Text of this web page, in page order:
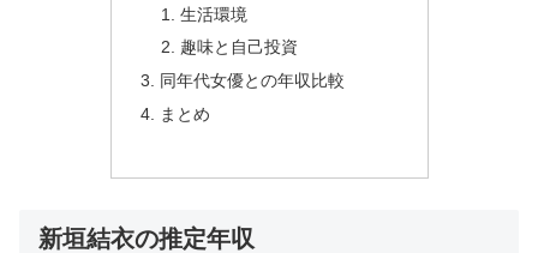
生活環境
趣味と自己投資
同年代女優との年収比較
まとめ
新垣結衣の推定年収